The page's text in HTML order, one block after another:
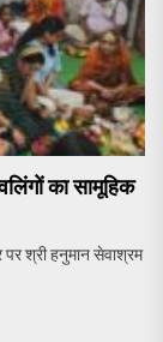
का सामूहिक
श्री हनुमान सेवाश्रम